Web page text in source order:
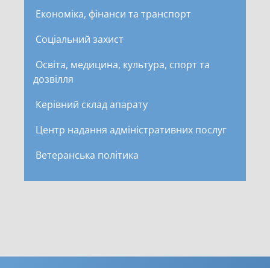
Економіка, фінанси та транспорт
Соціальний захист
Освіта, медицина, культура, спорт та
дозвілля
Керівний склад апарату
Центр надання адміністративних послуг
Ветеранська політика